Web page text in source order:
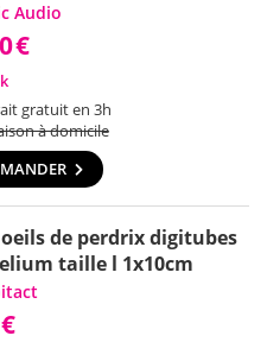
Audio
€
gratuit en 3h
à domicile
oeils de perdrix digitubes
taille l 1x10cm
€